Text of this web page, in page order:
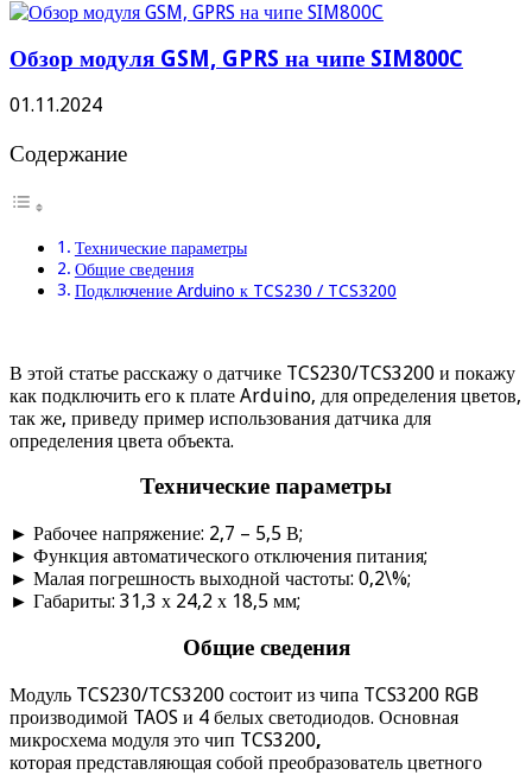
Обзор модуля GSM, GPRS на чипе SIM800C
01.11.2024
Содержание
Технические параметры
Общие сведения
Подключение Arduino к TCS230 / TCS3200
В этой статье расскажу о датчике TCS230/TCS3200 и покажу
как подключить его к плате Arduino, для определения цветов,
так же, приведу пример использования датчика для
определения цвета объекта.
Технические параметры
► Рабочее напряжение: 2,7 – 5,5 В;
► Функция автоматического отключения питания;
► Малая погрешность выходной частоты: 0,2\%;
► Габариты: 31,3 х 24,2 х 18,5 мм;
Общие сведения
Модуль TCS230/TCS3200 состоит из чипа TCS3200 RGB
производимой TAOS и 4 белых светодиодов. Основная
микросхема модуля это чип TCS3200,
которая представляющая собой преобразователь цветного